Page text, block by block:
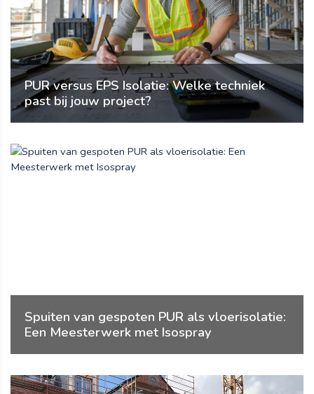
PUR versus EPS Isolatie: Welke techniek
past bij jouw project?
Spuiten van gespoten PUR als vloerisolatie:
Een Meesterwerk met Isospray